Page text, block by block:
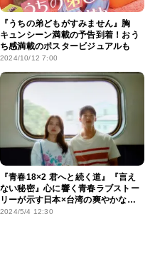
『うちの弟どもがすみません』胸
キュンシーン満載の予告到着！おう
ち感満載のポスタービジュアルも
2024/10/12 7:00
『青春18×2 君へと続く道』『言え
ない秘密』心に響く青春ラブストー
リーが示す日本×台湾の爽やかな親
和性
2024/5/4 12:30